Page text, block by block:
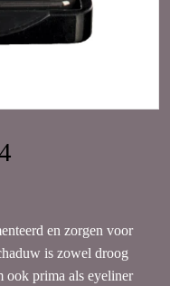
en zorgen voor
is zowel droog
ook prima als eyeliner